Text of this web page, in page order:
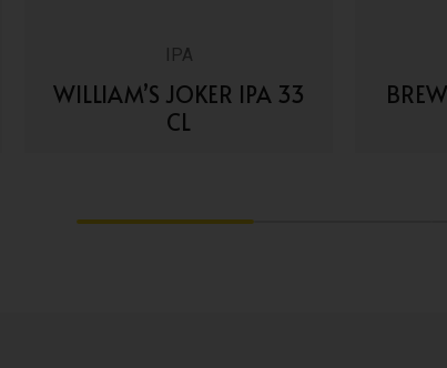
IPA
WILLIAM’S JOKER IPA 33
CL